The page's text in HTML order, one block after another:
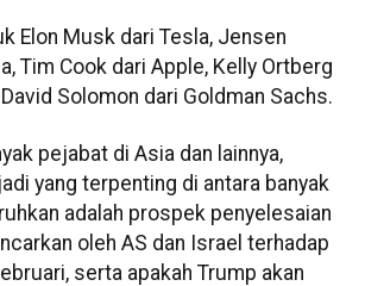
Elon Musk dari Tesla, Jensen
Tim Cook dari Apple, Kelly Ortberg
Solomon dari Goldman Sachs.
pejabat di Asia dan lainnya,
yang terpenting di antara banyak
adalah prospek penyelesaian
oleh AS dan Israel terhadap
serta apakah Trump akan